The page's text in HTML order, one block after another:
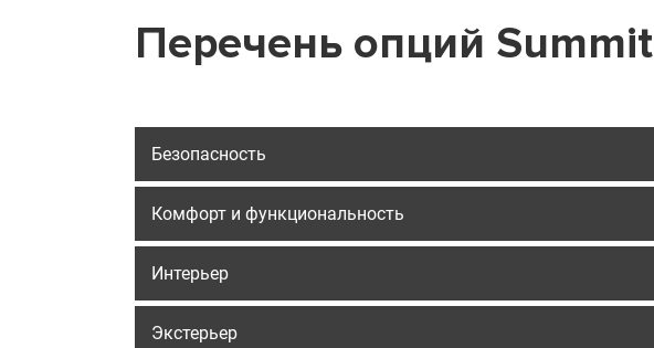
Перечень опций Summit
Безопасность
Комфорт и функциональность
Интерьер
Экстерьер